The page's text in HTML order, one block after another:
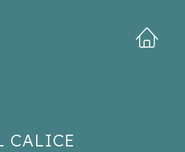
CALICE